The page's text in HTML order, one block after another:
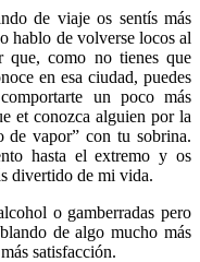
de viaje os sentís más
hablo de volverse locos al
que, como no tienes que
en esa ciudad, puedes
un poco más
et conozca alguien por la
de vapor” con tu sobrina.
hasta el extremo y os
divertido de mi vida.
o gamberradas pero
de algo mucho más
satisfacción.